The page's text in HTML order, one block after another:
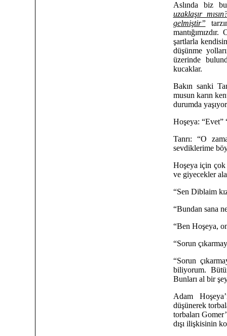
Aslında biz
uzaklaşır
gelmiştir”
şartlarla
düşünme
üzerinde
kucaklar.
Bakın sanki
musun karın
durumda
Hoşeya:
Tanrı: “O
sevdiklerime
Hoşeya için
ve giyecekler
“Sen Diblaim
“Bundan sana
“Ben Hoşeya,
“Sorun
“Sorun
biliyorum.
Bunları al bir
Adam
düşünerek
torbaları
dışı ilişkisinin